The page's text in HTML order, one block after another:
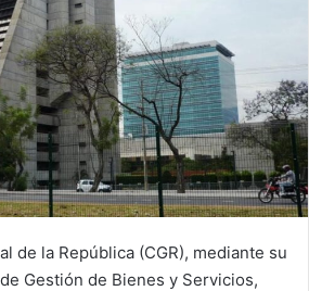
de la República (CGR), mediante su
Gestión de Bienes y Servicios,